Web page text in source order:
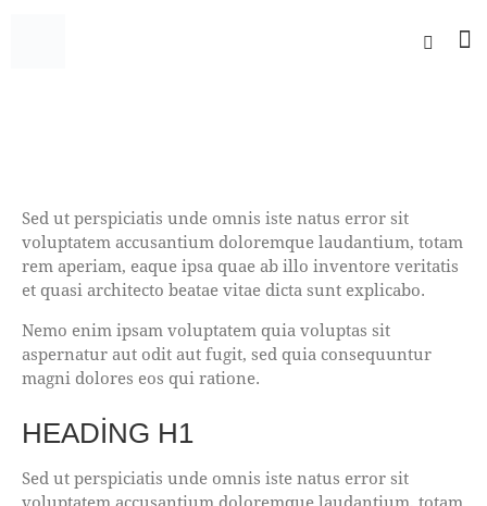
Sed ut perspiciatis unde omnis iste natus error sit
voluptatem accusantium doloremque laudantium, totam
rem aperiam, eaque ipsa quae ab illo inventore veritatis
et quasi architecto beatae vitae dicta sunt explicabo.
Nemo enim ipsam voluptatem quia voluptas sit
aspernatur aut odit aut fugit, sed quia consequuntur
magni dolores eos qui ratione.
HEADING H1
Sed ut perspiciatis unde omnis iste natus error sit